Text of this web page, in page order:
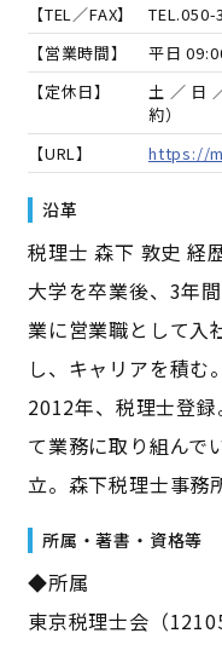
【TEL／FAX】
TEL.050-
【営業時間】
平日
【定休日】
土 ／ 日
約）
【URL】
https://
沿革
税理士 森下 敦史 経
大学を卒業後、3年
業に営業職として入
し、キャリアを積む
2012年、税理士登
て業務に取り組んで
立。森下税理士事務
所属・著書・資格等
◆所属
東京税理士会（